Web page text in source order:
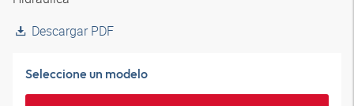
Descargar PDF
Seleccione un modelo